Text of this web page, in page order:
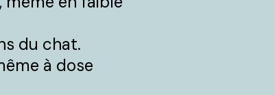
du chat.
à dose